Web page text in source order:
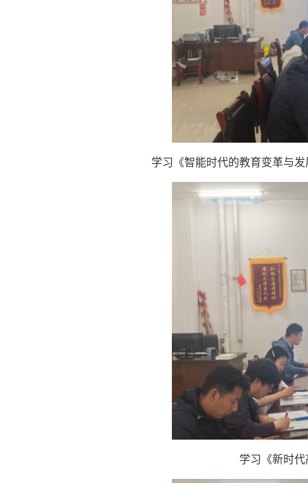
学习《智能时代的教育变革与
学习《新时